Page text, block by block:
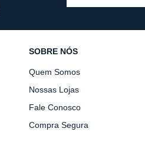
SOBRE NÓS
Quem Somos
Nossas Lojas
Fale Conosco
Compra Segura